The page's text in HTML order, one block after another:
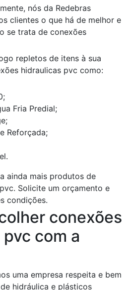
nós da Redebras
clientes o que há de melhor e
se trata de conexões
repletos de itens à sua
hidraulicas pvc como:
Fria Predial;
Reforçada;
ainda mais produtos de
Solicite um orçamento e
condições.
conexões
com a
uma empresa respeita e bem
hidráulica e plásticos